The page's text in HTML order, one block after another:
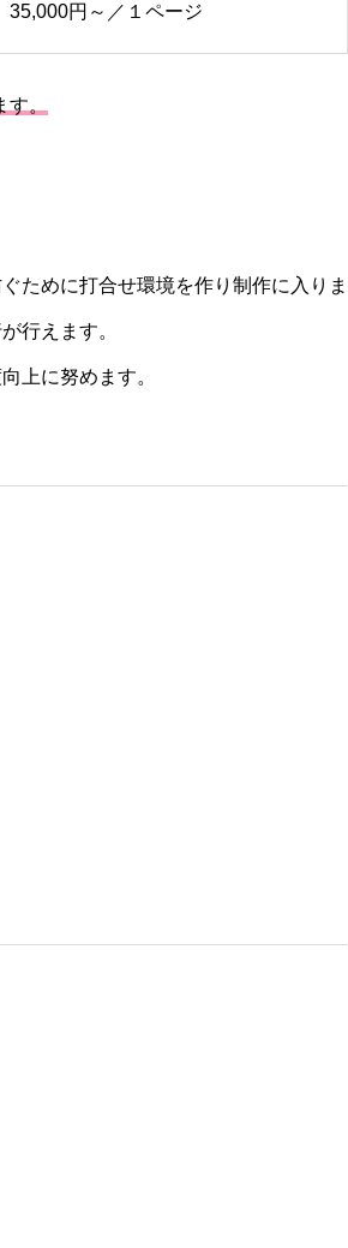
35,000円～／１ページ
。
ために打合せ環境を作り制作に入りま
行えます。
上に努めます。